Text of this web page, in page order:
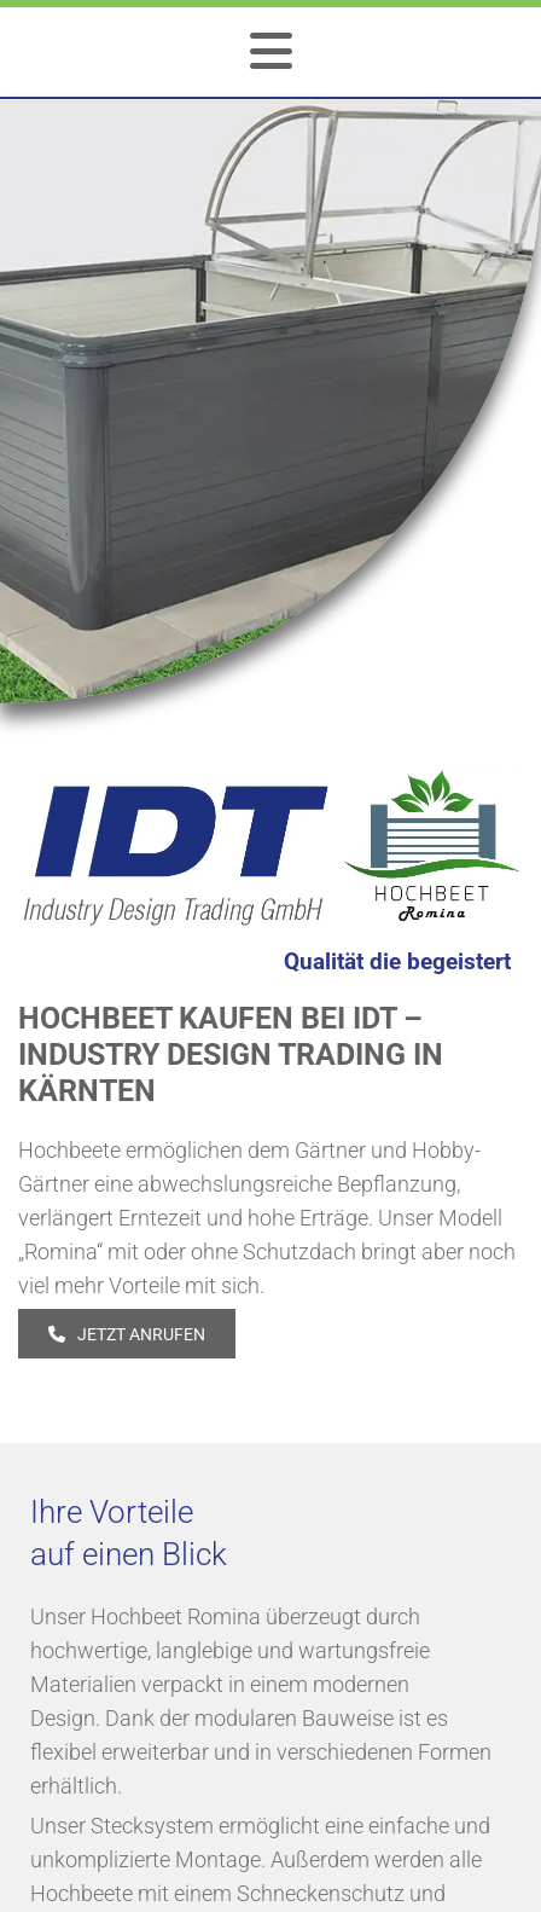
Qualität die begeistert
HOCHBEET KAUFEN BEI IDT –
INDUSTRY DESIGN TRADING IN
KÄRNTEN
Hochbeete ermöglichen dem Gärtner und Hobby-
Gärtner eine abwechslungsreiche Bepflanzung,
verlängert Erntezeit und hohe Erträge. Unser Modell
„Romina“ mit oder ohne Schutzdach bringt aber noch
viel mehr Vorteile mit sich.
JETZT ANRUFEN
Ihre Vorteile
auf einen Blick
Unser Hochbeet Romina überzeugt durch
hochwertige, langlebige und wartungsfreie
Materialien verpackt in einem modernen
Design. Dank der modularen Bauweise ist es
flexibel erweiterbar und in verschiedenen Formen
erhältlich.
Unser Stecksystem ermöglicht eine einfache und
unkomplizierte Montage. Außerdem werden alle
Hochbeete mit einem Schneckenschutz und